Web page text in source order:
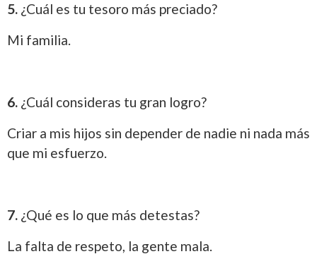
5. ¿Cuál es tu tesoro más preciado?
Mi familia.
6. ¿Cuál consideras tu gran logro?
Criar a mis hijos sin depender de nadie ni nada más
que mi esfuerzo.
7. ¿Qué es lo que más detestas?
La falta de respeto, la gente mala.